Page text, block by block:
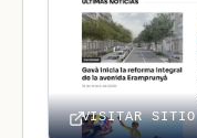
VISITAR SITIO